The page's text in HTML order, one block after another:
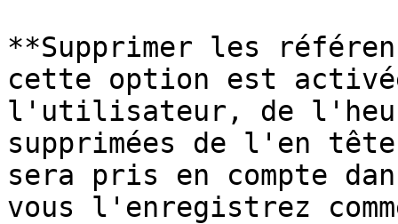
**Supprimer les
cette option est
l'utilisateur, de
supprimées de l'en
sera pris en compte
vous l'enregistrez